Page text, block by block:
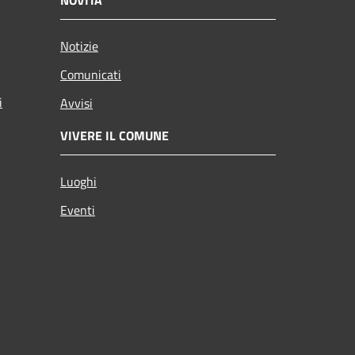
Notizie
Comunicati
Avvisi
VIVERE IL COMUNE
Luoghi
Eventi